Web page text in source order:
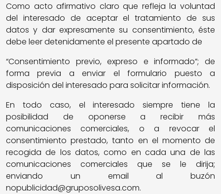
Como acto afirmativo claro que refleja la voluntad
del interesado de aceptar el tratamiento de sus
datos y dar expresamente su consentimiento, éste
debe leer detenidamente el presente apartado de
“Consentimiento previo, expreso e informado”; de
forma previa a enviar el formulario puesto a
disposición del interesado para solicitar información.
En todo caso, el interesado siempre tiene la
posibilidad de oponerse a recibir más
comunicaciones comerciales, o a revocar el
consentimiento prestado, tanto en el momento de
recogida de los datos, como en cada una de las
comunicaciones comerciales que se le dirija;
enviando un email al buzón
nopublicidad@gruposolivesa.com.